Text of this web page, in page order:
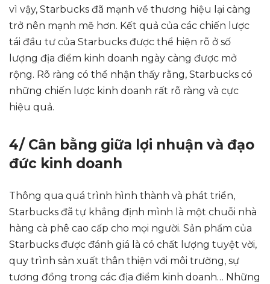
vì vậy, Starbucks đã mạnh về thương hiệu lại càng
trở nên mạnh mẽ hơn. Kết quả của các chiến lược
tái đầu tư của Starbucks được thể hiện rõ ở số
lượng địa điểm kinh doanh ngày càng được mở
rộng. Rõ ràng có thể nhận thấy rằng, Starbucks có
những chiến lược kinh doanh rất rõ ràng và cực
hiệu quả.
4/ Cân bằng giữa lợi nhuận và đạo
đức kinh doanh
Thông qua quá trình hình thành và phát triển,
Starbucks đã tự khẳng định mình là một chuỗi nhà
hàng cà phê cao cấp cho mọi người. Sản phẩm của
Starbucks được đánh giá là có chất lượng tuyệt vời,
quy trình sản xuất thân thiện với môi trường, sự
tương đồng trong các địa điểm kinh doanh… Những